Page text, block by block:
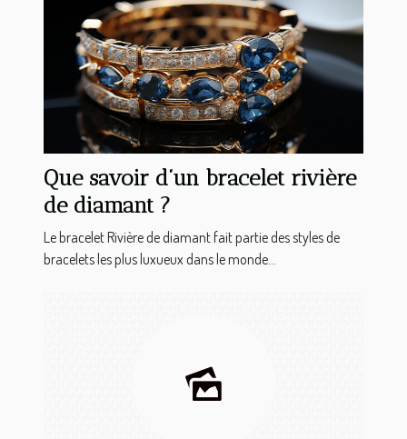
Que savoir d’un bracelet rivière
de diamant ?
Le bracelet Rivière de diamant fait partie des styles de
bracelets les plus luxueux dans le monde...